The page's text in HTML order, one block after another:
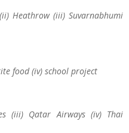
Heathrow (iii) Suvarnabhumi
food (iv) school project
(iii) Qatar Airways (iv) Thai